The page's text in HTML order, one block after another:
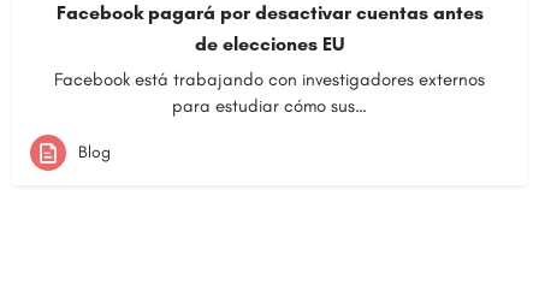
Facebook pagará por desactivar cuentas antes
de elecciones EU
Facebook está trabajando con investigadores externos
para estudiar cómo sus…
Blog